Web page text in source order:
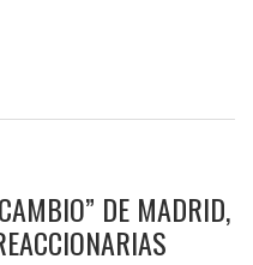
DE MADRID,